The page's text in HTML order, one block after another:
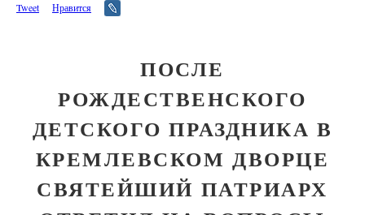
Tweet Нравится
ПОСЛЕ
РОЖДЕСТВЕНСКОГО
ДЕТСКОГО ПРАЗДНИКА В
КРЕМЛЕВСКОМ ДВОРЦЕ
СВЯТЕЙШИЙ ПАТРИАРХ